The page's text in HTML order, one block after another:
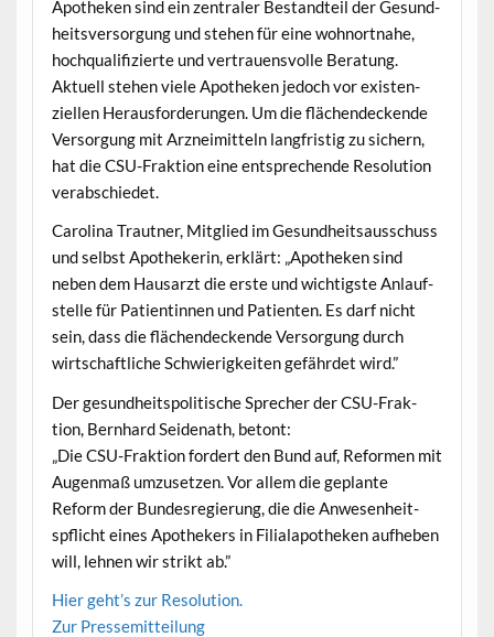
Apotheken sind ein zen­traler Bestandteil der Gesund­
heitsver­sorgung und ste­hen für eine wohnort­na­he,
hochqual­i­fizierte und ver­trauensvolle Beratung.
Aktuell ste­hen viele Apotheken jedoch vor exis­ten­
ziellen Her­aus­forderun­gen. Um die flächen­deck­ende
Ver­sorgung mit Arzneimit­teln langfristig zu sich­ern,
hat die CSU-Frak­tion eine entsprechende Res­o­lu­tion
verabschiedet.
Car­oli­na Traut­ner, Mit­glied im Gesund­heit­sauss­chuss
und selb­st Apothek­erin, erk­lärt: „Apotheken sind
neben dem Hausarzt die erste und wichtig­ste Anlauf­
stelle für Pati­entin­nen und Patien­ten. Es darf nicht
sein, dass die flächen­deck­ende Ver­sorgung durch
wirtschaftliche Schwierigkeit­en gefährdet wird.”
Der gesund­heit­spoli­tis­che Sprech­er der CSU-Frak­
tion, Bern­hard Sei­de­nath, betont:
„Die CSU-Frak­tion fordert den Bund auf, Refor­men mit
Augen­maß umzuset­zen. Vor allem die geplante
Reform der Bun­desregierung, die die Anwe­sen­heit­
spflicht eines Apothek­ers in Fil­ialapotheken aufheben
will, lehnen wir strikt ab.”
Hier geht’s zur Resolution.
Zur Pressemit­teilung